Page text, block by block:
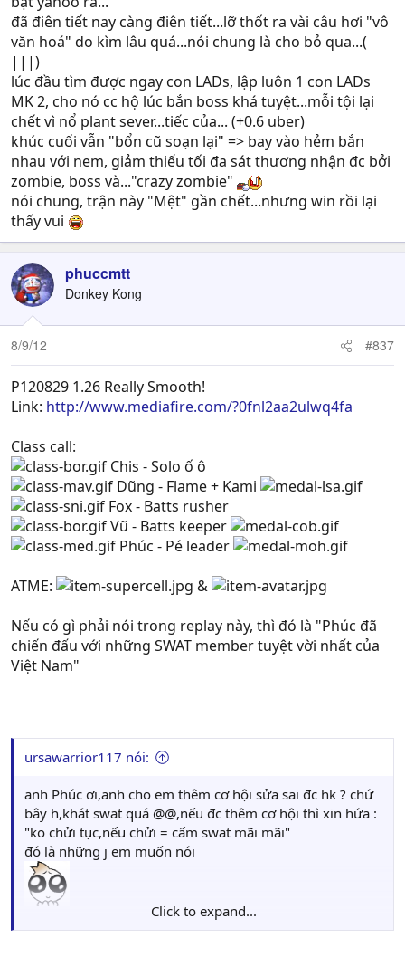
đã điên tiết nay càng điên tiết...lỡ thốt ra vài câu hơi "vô
văn hoá" do kìm lâu quá...nói chung là cho bỏ qua...(
|||)
lúc đầu tìm được ngay con LADs, lập luôn 1 con LADs
MK 2, cho nó cc hộ lúc bắn boss khá tuyệt...mỗi tội lại
chết vì nổ plant sever...tiếc của... (+0.6 uber)
khúc cuối vẫn "bổn cũ soạn lại" => bay vào hẻm bắn
nhau với nem, giảm thiếu tối đa sát thương nhận đc bởi
zombie, boss và..."crazy zombie"
nói chung, trận này "Mệt" gần chết...nhưng win rồi lại
thấy vui
phuccmtt
Donkey Kong
8/9/12 #837
P120829 1.26 Really Smooth!
Link: http://www.mediafire.com/?0fnl2aa2ulwq4fa
Class call:
Chis - Solo ố ô
Dũng - Flame + Kami
Fox - Batts rusher
Vũ - Batts keeper
Phúc - Pé leader
ATME:
&
Nếu có gì phải nói trong replay này, thì đó là "Phúc đã
chiến đấu với những SWAT member tuyệt vời nhất của
Việt Nam"
ursawarrior117 nói:
anh Phúc ơi,anh cho em thêm cơ hội sửa sai đc hk ? chứ
bây h,khát swat quá @@,nếu đc thêm cơ hội thì xin hứa :
"ko chửi tục,nếu chửi = cấm swat mãi mãi"
đó là những j em muốn nói
Click to expand...